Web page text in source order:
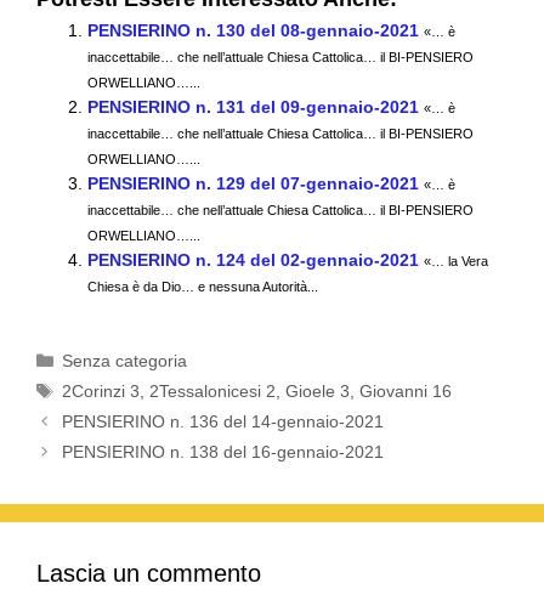
c
e
b
o
o
k
tt
er
ail at
s
A
p
p
e
gr
a
m
n
di
vi
di
PENSIERINO n. 130 del 08-gennaio-2021 «… è
inaccettabile… che nell’attuale Chiesa Cattolica… il BI-PENSIERO
ORWELLIANO…...
PENSIERINO n. 131 del 09-gennaio-2021 «… è
inaccettabile… che nell’attuale Chiesa Cattolica… il BI-PENSIERO
ORWELLIANO…...
PENSIERINO n. 129 del 07-gennaio-2021 «… è
inaccettabile… che nell’attuale Chiesa Cattolica… il BI-PENSIERO
ORWELLIANO…...
PENSIERINO n. 124 del 02-gennaio-2021 «… la Vera
Chiesa è da Dio… e nessuna Autorità...
Categorie
Senza categoria
Tag
2Corinzi 3,2Tessalonicesi 2,Gioele 3,Giovanni 16
PENSIERINO n. 136 del 14-gennaio-2021
PENSIERINO n. 138 del 16-gennaio-2021
Lascia un commento